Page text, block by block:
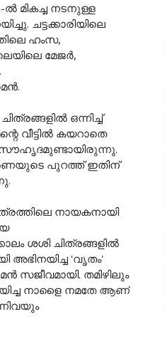
മികച്ച നടനുള്ള
ചട്ടക്കാരിയിലെ
ഹംസ,
മേജർ,
ഒന്നിച്ച്
വീട്ടിൽ കയറാതെ
പുറത്ത് ഇതിന്
നായകനായി
ശശി ചിത്രങ്ങളിൽ
അഭിനയിച്ച 'വൃതം'
തമിഴിലും
നാളൈ നമതേ ആണ്